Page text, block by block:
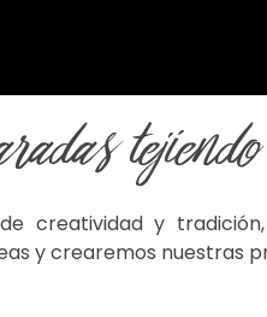
creatividad y
y crearemos nuestras